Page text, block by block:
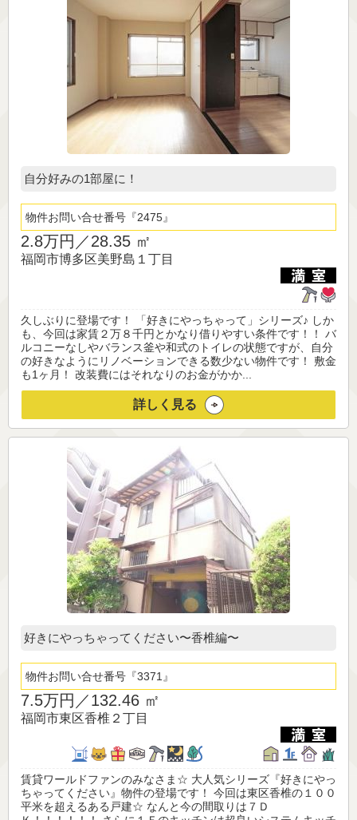
自分好みの1部屋に！
物件お問い合せ番号 2475
2.8万円／28.35 ㎡
福岡市博多区美野島１丁目
久しぶりに登場です！ 「好きにやっちゃって」シリーズ♪ しか
も、今回は家賃２万８千円とかなり借りやすい条件です！！ バ
ルコニーなしやバランス釜や和式のトイレの状態ですが、自分
の好きなようにリノベーションできる数少ない物件です！ 敷金
も1ヶ月！ 改装費にはそれなりのお金がかか...
詳しく見る
好きにやっちゃってください〜香椎編〜
物件お問い合せ番号 3371
7.5万円／132.46 ㎡
福岡市東区香椎２丁目
賃貸ワールドファンのみなさま☆ 大人気シリーズ『好きにやっ
ちゃってください』物件の登場です！ 今回は東区香椎の１００
平米を超えるある戸建☆ なんと今の間取りは７Ｄ